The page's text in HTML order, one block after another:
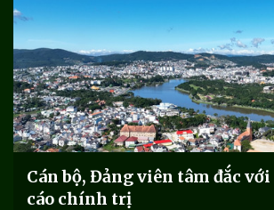
Cán bộ, Đảng viên tâm đắc với
cáo chính trị